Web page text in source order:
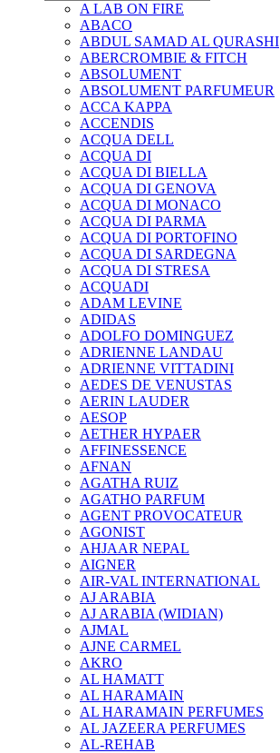
A LAB ON FIRE
ABACO
ABDUL SAMAD AL QURASHI
ABERCROMBIE & FITCH
ABSOLUMENT
ABSOLUMENT PARFUMEUR
ACCA KAPPA
ACCENDIS
ACQUA DELL
ACQUA DI
ACQUA DI BIELLA
ACQUA DI GENOVA
ACQUA DI MONACO
ACQUA DI PARMA
ACQUA DI PORTOFINO
ACQUA DI SARDEGNA
ACQUA DI STRESA
ACQUADI
ADAM LEVINE
ADIDAS
ADOLFO DOMINGUEZ
ADRIENNE LANDAU
ADRIENNE VITTADINI
AEDES DE VENUSTAS
AERIN LAUDER
AESOP
AETHER HYPAER
AFFINESSENCE
AFNAN
AGATHA RUIZ
AGATHO PARFUM
AGENT PROVOCATEUR
AGONIST
AHJAAR NEPAL
AIGNER
AIR-VAL INTERNATIONAL
AJ ARABIA
AJ ARABIA (WIDIAN)
AJMAL
AJNE CARMEL
AKRO
AL HAMATT
AL HARAMAIN
AL HARAMAIN PERFUMES
AL JAZEERA PERFUMES
AL-REHAB